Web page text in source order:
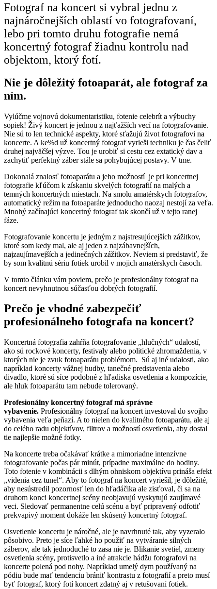
Fotograf na koncert si vybral jednu z
najnáročnejších oblastí vo fotografovaní,
lebo pri tomto druhu fotografie nemá
koncertný fotograf žiadnu kontrolu nad
objektom, ktorý fotí.
Nie je dôležitý fotoaparát, ale fotograf za
ním.
Vylúčme vojnovú dokumentaristiku, fotenie celebrít a výbuchy
sopiek! Živý koncert je jednou z najťažších vecí na fotografovanie.
Nie sú to len technické aspekty, ktoré sťažujú život fotografovi na
koncerte. A ke%d už koncertný fotograf vyrieši techniku je čas čeliť
druhej najväčšej výzve. Tou je urobiť si cestu cez extatický dav a
zachytiť perfektný záber stále sa pohybujúcej postavy. V tme.
Dokonalá znalosť fotoaparátu a jeho možností je pri koncertnej
fotografie kľúčom k získaniu skvelých fotografií na malých a
temných koncertných miestach. Na smolu amatérskych fotografov,
automatický režim na fotoaparáte jednoducho naozaj nestojí za veľa.
Mnohý začínajúci koncertný fotograf tak skončí už v tejto ranej
fáze.
Fotografovanie koncertu je jedným z najstresujúcejších zážitkov,
ktoré som kedy mal, ale aj jeden z najzábavnejších,
najzaujímavejších a jedinečných zážitkov. Neviem si predstaviť, že
by som kvalitnú sériu fotiek urobil v mojich amatérskych časoch.
V tomto článku vám poviem, prečo je profesionálny fotograf na
koncert nevyhnutnou súčasťou dobrých fotografií.
Prečo je vhodné zabezpečiť
profesionálneho fotografa na koncert?
Koncertná fotografia zahŕňa fotografovanie „hlučných“ udalostí,
ako sú rockové koncerty, festivaly alebo politické zhromaždenia, v
ktorých nie je zvuk fotoaparátu problémom. Sú aj iné udalosti, ako
napríklad koncerty vážnej hudby, tanečné predstavenia alebo
divadlo, ktoré sú síce podobné z hľadiska osvetlenia a kompozície,
ale hluk fotoaparátu tam nebude tolerovaný.
Profesionálny koncertný fotograf má správne
vybavenie. Profesionálny fotograf na koncert investoval do svojho
vybavenia veľa peňazí. A to nielen do kvalitného fotoaparátu, ale aj
do celého radu objektívov, filtrov a možností osvetlenia, aby dostal
tie najlepšie možné fotky.
Na koncerte treba očakávať krátke a mimoriadne intenzívne
fotografovanie počas pár minút, prípadne maximálne do hodiny.
Toto fotenie v kombinácii s dlhým ohniskom objektívu prináša efekt
„videnia cez tunel“. Aby to fotograf na koncert vyriešil, je dôležité,
aby nesústredil pozornosť len do hľadáčika ale zisťoval, či sa na
druhom konci koncertnej scény neobjavujú vyskytujú zaujímavé
veci. Sledovať permanentne celú scénu a byť pripravený odfotiť
prekvapivý moment dokáže len skúsený koncertný fotograf.
Osvetlenie koncertu je náročné, ale je navrhnuté tak, aby vyzeralo
pôsobivo. Preto je síce ľahké ho použiť na vytváranie silných
záberov, ale tak jednoduché to zasa nie je. Blikanie svetiel, zmeny
osvetlenia scény, protisvetlo a iné atrakcie hádžu fotografovi na
koncerte polená pod nohy. Napríklad umelý dym používaný na
pódiu bude mať tendenciu brániť kontrastu z fotografií a preto musí
byť fotograf, ktorý fotí koncert zdatný aj v retušovaní fotiek.